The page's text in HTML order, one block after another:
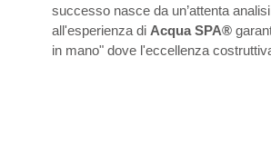
successo nasce da un’attenta
all'esperienza di Acqua SPA®
in mano" dove l'eccellenza